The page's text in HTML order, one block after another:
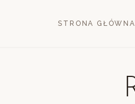
STRONA GŁÓWNA